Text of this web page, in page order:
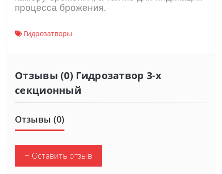
процесса брожения.
Гидрозатворы
Отзывы (0) Гидрозатвор 3-х
секционный
Отзывы (0)
+ Оставить отзыв